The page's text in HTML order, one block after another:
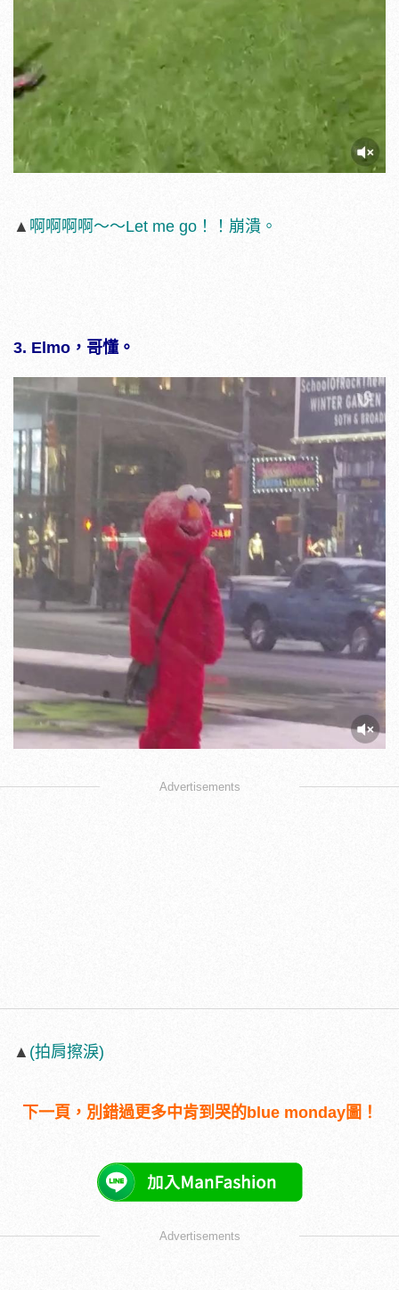
▲ 啊啊啊啊～～Let me go！！崩潰。
3. Elmo，哥懂。
Advertisements
▲ (拍肩擦淚)
下一頁，別錯過更多中肯到哭的blue monday圖！
Advertisements